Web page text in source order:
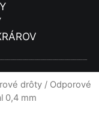
drôty / Odporové
0,4 mm